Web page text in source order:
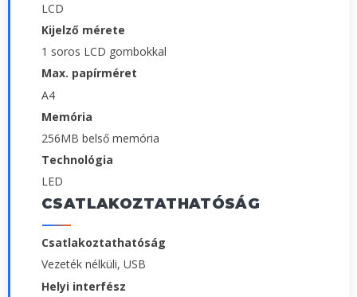
LCD
Kijelző mérete
1 soros LCD gombokkal
Max. papírméret
A4
Memória
256MB belső memória
Technológia
LED
CSATLAKOZTATHATÓSÁG
Csatlakoztathatóság
Vezeték nélküli, USB
Helyi interfész